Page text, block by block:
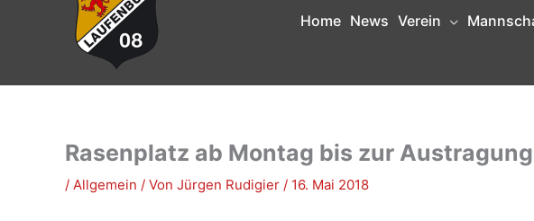
Home News Verein
Rasenplatz ab Montag bis zur Austragung
/ Allgemein / Von Jürgen Rudigier / 16. Mai 2018